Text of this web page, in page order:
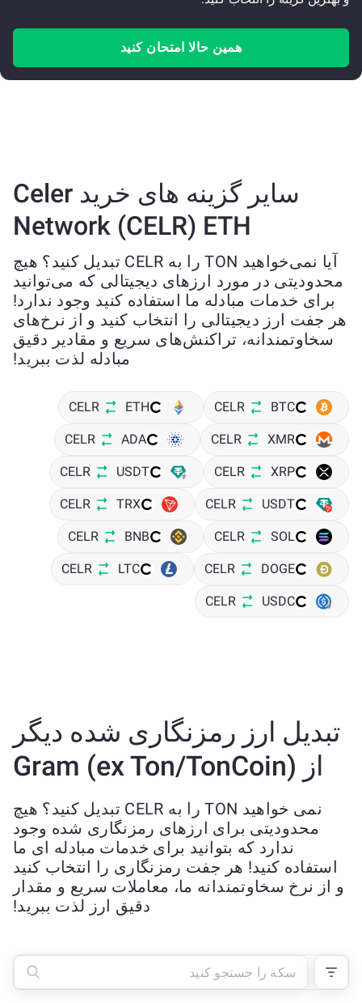
همین حالا امتحان کنید
سایر گزینه های خرید Celer
Network (CELR) ETH
آیا نمی‌خواهید TON را به CELR تبدیل کنید؟ هیچ
محدودیتی در مورد ارزهای دیجیتالی که می‌توانید
برای خدمات مبادله ما استفاده کنید وجود ندارد!
هر جفت ارز دیجیتالی را انتخاب کنید و از نرخ‌های
سخاوتمندانه، تراکنش‌های سریع و مقادیر دقیق
مبادله لذت ببرید!
BTC
CELR
ETH
CELR
XMR
CELR
ADA
CELR
XRP
CELR
USDT
CELR
USDT
CELR
TRX
CELR
SOL
CELR
BNB
CELR
DOGE
CELR
LTC
CELR
USDC
CELR
تبدیل ارز رمزنگاری شده دیگر
از Gram (ex Ton/TonCoin)
نمی خواهید TON را به CELR تبدیل کنید؟ هیچ
محدودیتی برای ارزهای رمزنگاری شده وجود
ندارد که بتوانید برای خدمات مبادله ای ما
استفاده کنید! هر جفت رمزنگاری را انتخاب کنید
و از نرخ سخاوتمندانه ما، معاملات سریع و مقدار
دقیق ارز لذت ببرید!